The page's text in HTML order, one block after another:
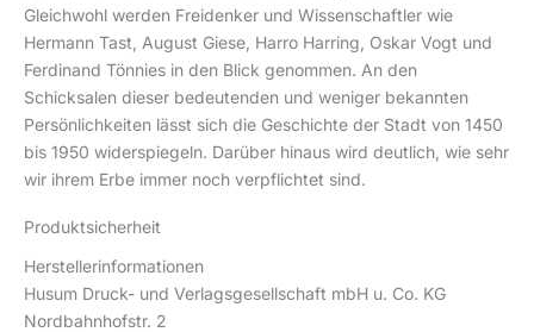
Gleichwohl werden Freidenker und Wissenschaftler wie
Hermann Tast, August Giese, Harro Harring, Oskar Vogt und
Ferdinand Tönnies in den Blick genommen. An den
Schicksalen dieser bedeutenden und weniger bekannten
Persönlichkeiten lässt sich die Geschichte der Stadt von 1450
bis 1950 widerspiegeln. Darüber hinaus wird deutlich, wie sehr
wir ihrem Erbe immer noch verpflichtet sind.
Produktsicherheit
Herstellerinformationen
Husum Druck- und Verlagsgesellschaft mbH u. Co. KG
Nordbahnhofstr. 2